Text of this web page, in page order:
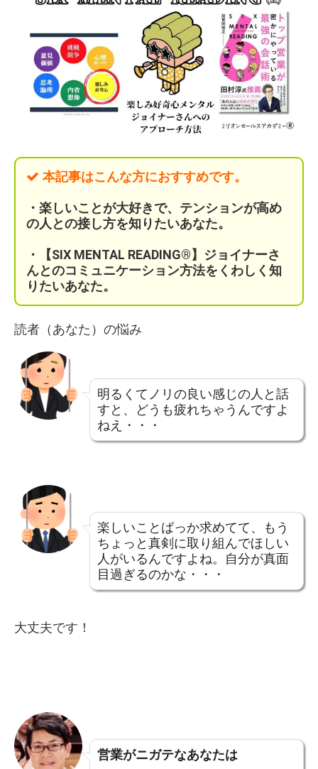
本記事はこんな方におすすめです。
・楽しいことが大好きで、テンションが高め
の人との接し方を知りたいあなた。
・【SIX MENTAL READING®】ジョイナーさ
んとのコミュニケーション方法をくわしく知
りたいあなた。
読者（あなた）の悩み
明るくてノリの良い感じの人と話
すと、どうも疲れちゃうんですよ
ねえ・・・
楽しいことばっか求めてて、もう
ちょっと真剣に取り組んでほしい
人がいるんですよね。自分が真面
目過ぎるのかな・・・
大丈夫です！
営業がニガテなあなたは